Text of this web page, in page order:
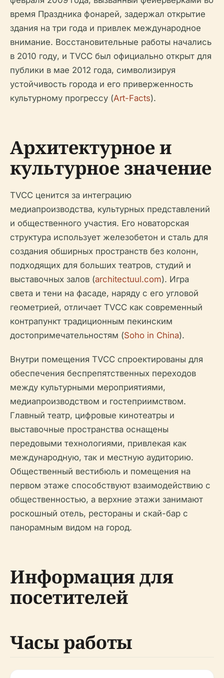
время Праздника фонарей, задержал открытие
здания на три года и привлек международное
внимание. Восстановительные работы начались
в 2010 году, и TVCC был официально открыт для
публики в мае 2012 года, символизируя
устойчивость города и его приверженность
культурному прогрессу (Art-Facts).
Архитектурное и
культурное значение
TVCC ценится за интеграцию
медиапроизводства, культурных представлений
и общественного участия. Его новаторская
структура использует железобетон и сталь для
создания обширных пространств без колонн,
подходящих для больших театров, студий и
выставочных залов (architectuul.com). Игра
света и тени на фасаде, наряду с его угловой
геометрией, отличает TVCC как современный
контрапункт традиционным пекинским
достопримечательностям (Soho in China).
Внутри помещения TVCC спроектированы для
обеспечения беспрепятственных переходов
между культурными мероприятиями,
медиапроизводством и гостеприимством.
Главный театр, цифровые кинотеатры и
выставочные пространства оснащены
передовыми технологиями, привлекая как
международную, так и местную аудиторию.
Общественный вестибюль и помещения на
первом этаже способствуют взаимодействию с
общественностью, а верхние этажи занимают
роскошный отель, рестораны и скай-бар с
панорамным видом на город.
Информация для
посетителей
Часы работы